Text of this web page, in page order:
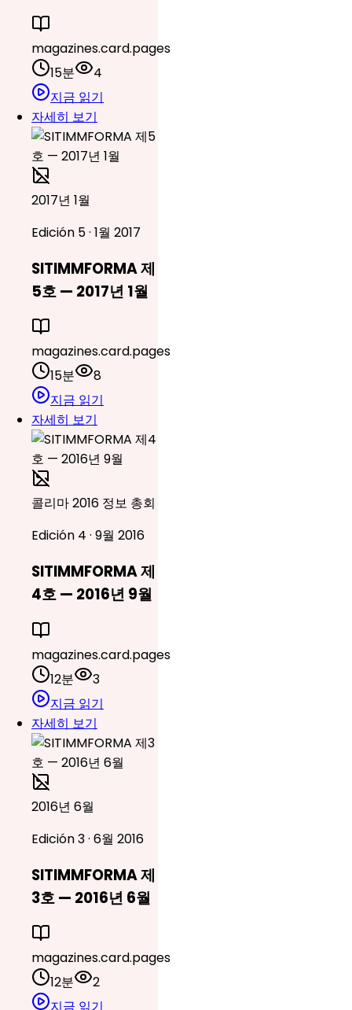
magazines.card.pages
15분
4
지금 읽기
자세히 보기
2017년 1월
Edición 5 · 1월 2017
SITIMMFORMA 제
5호 — 2017년 1월
magazines.card.pages
15분
8
지금 읽기
자세히 보기
콜리마 2016 정보 총회
Edición 4 · 9월 2016
SITIMMFORMA 제
4호 — 2016년 9월
magazines.card.pages
12분
3
지금 읽기
자세히 보기
2016년 6월
Edición 3 · 6월 2016
SITIMMFORMA 제
3호 — 2016년 6월
magazines.card.pages
12분
2